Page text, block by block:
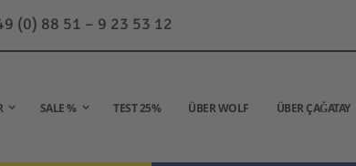
(0) 88 51 – 9 23 53 12
SALE % TEST 25% ÜBER WOLF ÜBER ÇAĞATAY